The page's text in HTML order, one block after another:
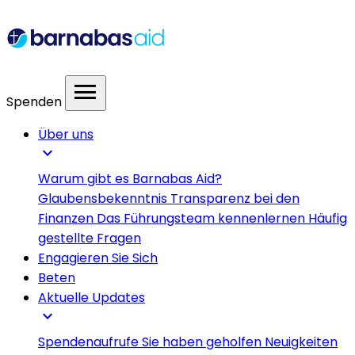
Spenden menu
Über uns
expand_more
Warum gibt es Barnabas Aid?
Glaubensbekenntnis Transparenz bei den
Finanzen Das Führungsteam kennenlernen Häufig
gestellte Fragen
Engagieren Sie Sich
Beten
Aktuelle Updates
expand_more
SpendenaufrufeSie haben geholfen Neuigkeiten